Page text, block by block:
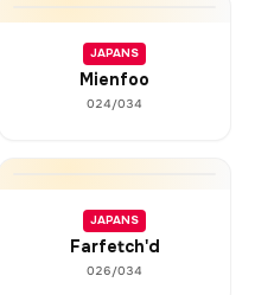
JAPANS
Mienfoo
024/034
JAPANS
Farfetch'd
026/034